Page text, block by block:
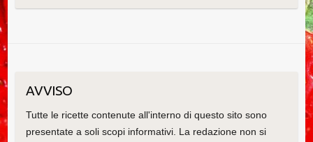
AVVISO
Tutte le ricette contenute all'interno di questo sito sono
presentate a soli scopi informativi. La redazione non si